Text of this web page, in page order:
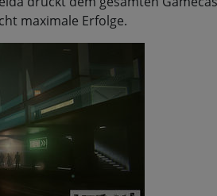
maximale Erfolge.